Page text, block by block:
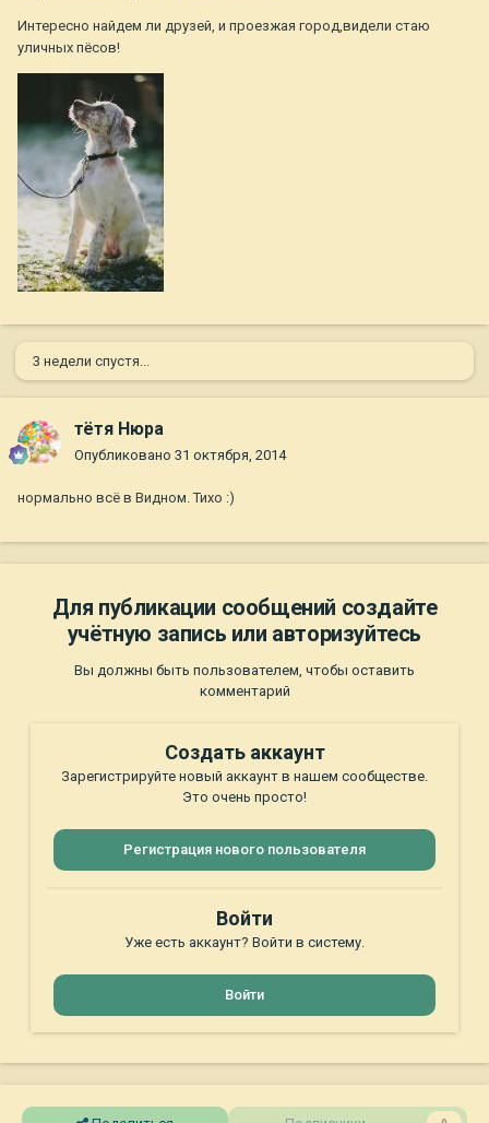
Интересно найдем ли друзей, и проезжая город,видели стаю
уличных пёсов!
3 недели спустя...
тётя Нюра
Опубликовано 31 октября, 2014
нормально всё в Видном. Тихо :)
Для публикации сообщений создайте
учётную запись или авторизуйтесь
Вы должны быть пользователем, чтобы оставить
комментарий
Создать аккаунт
Зарегистрируйте новый аккаунт в нашем сообществе.
Это очень просто!
Регистрация нового пользователя
Войти
Уже есть аккаунт? Войти в систему.
Войти